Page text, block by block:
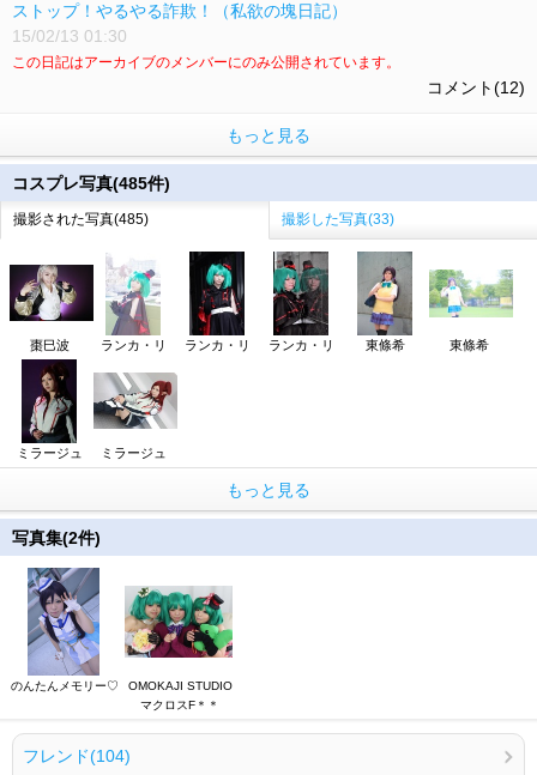
ストップ！やるやる詐欺！（私欲の塊日記）
15/02/13 01:30
この日記はアーカイブのメンバーにのみ公開されています。
コメント(12)
もっと見る
コスプレ写真(485件)
撮影された写真(485) 撮影した写真(33)
棗巳波 ランカ・リ ランカ・リ ランカ・リ 東條希 東條希
ミラージュ ミラージュ
もっと見る
写真集(2件)
のんたんメモリー♡
OMOKAJI STUDIO
マクロスF＊＊
フレンド(104)